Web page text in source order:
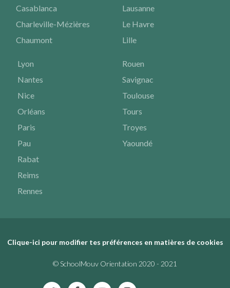
Casablanca
Charleville-Mézières
Chaumont
Lausanne
Le Havre
Lille
Lyon
Nantes
Nice
Orléans
Paris
Pau
Rabat
Reims
Rennes
Rouen
Savignac
Toulouse
Tours
Troyes
Yaoundé
Clique-ici pour modifier tes préférences en matières de cookies
© SchoolMouv Orientation 2020 - 2021